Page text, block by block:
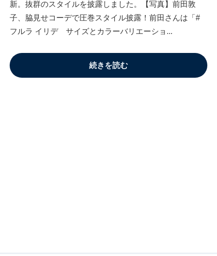
新。抜群のスタイルを披露しました。【写真】前田敦
子、脇見せコーデで圧巻スタイル披露！前田さんは「#
フルラ イリデ サイズとカラーバリエーショ...
続きを読む